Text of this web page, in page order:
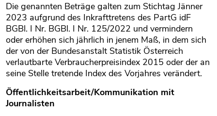
Die genannten Beträge galten zum Stichtag Jänner
2023 aufgrund des Inkrafttretens des PartG idF
BGBl. I Nr. BGBl. I Nr. 125/2022 und vermindern
oder erhöhen sich jährlich in jenem Maß, in dem sich
der von der Bundesanstalt Statistik Österreich
verlautbarte Verbraucherpreisindex 2015 oder der an
seine Stelle tretende Index des Vorjahres verändert.
Öffentlichkeitsarbeit/Kommunikation mit
Journalisten